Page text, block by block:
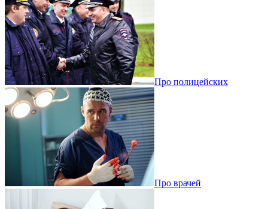
Про полицейских
Про врачей